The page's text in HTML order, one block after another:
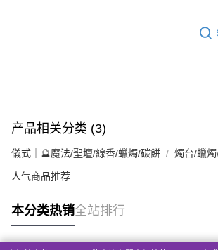
产品相关分类 (3)
儀式｜🔮魔法/聖壇/線香/蠟燭/碳餅 燭台/蠟
人气商品推荐
本分类热销全站排行